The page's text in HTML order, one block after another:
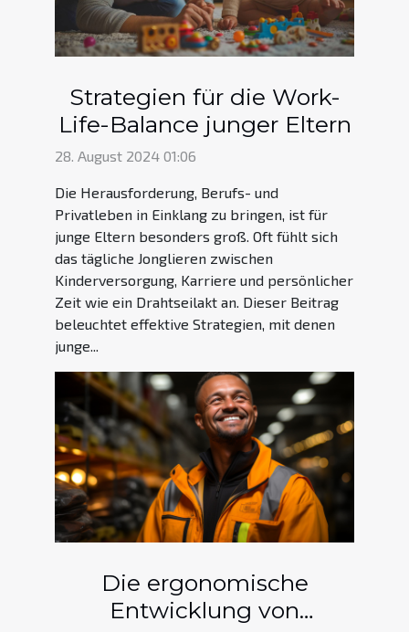
Strategien für die Work-
Life-Balance junger Eltern
28. August 2024 01:06
Die Herausforderung, Berufs- und
Privatleben in Einklang zu bringen, ist für
junge Eltern besonders groß. Oft fühlt sich
das tägliche Jonglieren zwischen
Kinderversorgung, Karriere und persönlicher
Zeit wie ein Drahtseilakt an. Dieser Beitrag
beleuchtet effektive Strategien, mit denen
junge...
Die ergonomische
Entwicklung von